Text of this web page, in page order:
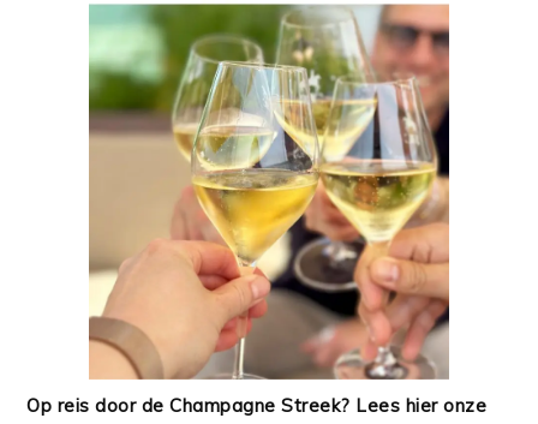
Op reis door de Champagne Streek? Lees hier onze